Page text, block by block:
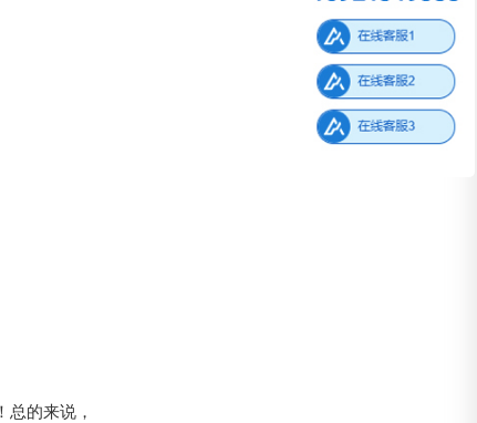
总的来说，